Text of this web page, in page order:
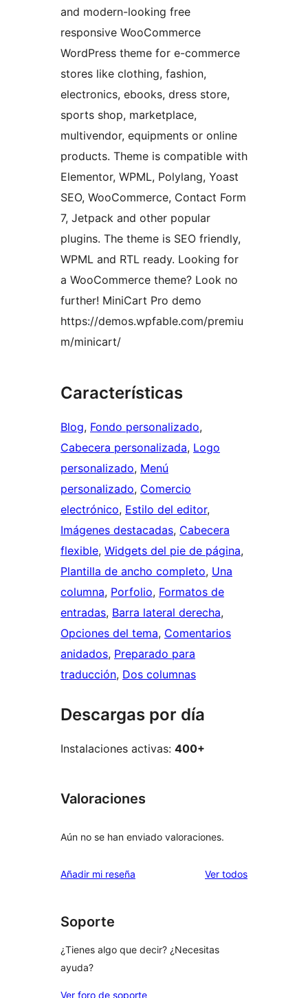
and modern-looking free
responsive WooCommerce
WordPress theme for e-commerce
stores like clothing, fashion,
electronics, ebooks, dress store,
sports shop, marketplace,
multivendor, equipments or online
products. Theme is compatible with
Elementor, WPML, Polylang, Yoast
SEO, WooCommerce, Contact Form
7, Jetpack and other popular
plugins. The theme is SEO friendly,
WPML and RTL ready. Looking for
a WooCommerce theme? Look no
further! MiniCart Pro demo
https://demos.wpfable.com/premiu
m/minicart/
Características
Blog, Fondo personalizado
Cabecera personalizada, Logo
personalizado, Menú
personalizado, Comercio
electrónico, Estilo del editor
Imágenes destacadas, Cabecera
flexible, Widgets del pie de página
Plantilla de ancho completo, Una
columna, Porfolio, Formatos de
entradas, Barra lateral derecha
Opciones del tema, Comentarios
anidados, Preparado para
traducción, Dos columnas
Descargas por día
Instalaciones activas: 400+
Valoraciones
Aún no se han enviado valoraciones.
Añadir mi reseña Ver todoslos
Soporte
¿Tienes algo que decir? ¿Necesitas
ayuda?
Ver foro de soporte